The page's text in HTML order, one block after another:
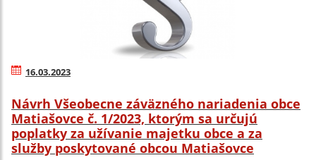
16.03.2023
Návrh Všeobecne záväzného nariadenia obce
Matiašovce č. 1/2023, ktorým sa určujú
poplatky za užívanie majetku obce a za
služby poskytované obcou Matiašovce